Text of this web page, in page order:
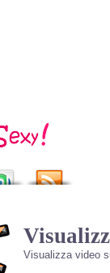
Visualizza video